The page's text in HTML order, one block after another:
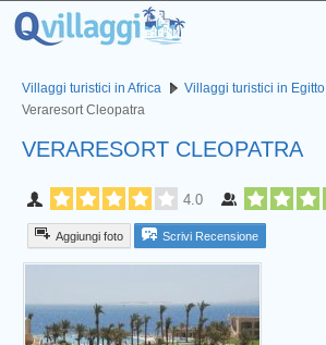
Villaggi turistici in Africa
Villaggi turistici in Egitto
Veraresort Cleopatra
VERARESORT CLEOPATRA
4.0
Aggiungi foto Scrivi Recensione